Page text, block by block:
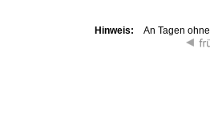
Hinweis: An Tagen